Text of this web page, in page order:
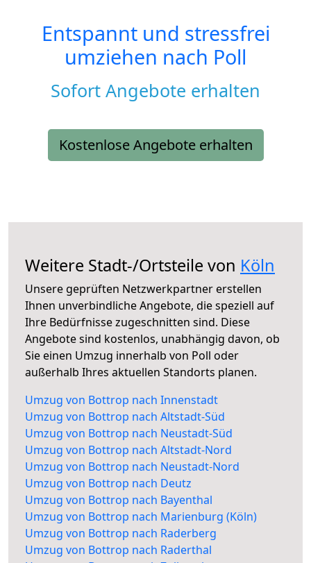
Entspannt und stressfrei
umziehen nach Poll
Sofort Angebote erhalten
Kostenlose Angebote erhalten
Weitere Stadt-/Ortsteile von Köln
Unsere geprüften Netzwerkpartner erstellen
Ihnen unverbindliche Angebote, die speziell auf
Ihre Bedürfnisse zugeschnitten sind. Diese
Angebote sind kostenlos, unabhängig davon, ob
Sie einen Umzug innerhalb von Poll oder
außerhalb Ihres aktuellen Standorts planen.
Umzug von Bottrop nach Innenstadt
Umzug von Bottrop nach Altstadt-Süd
Umzug von Bottrop nach Neustadt-Süd
Umzug von Bottrop nach Altstadt-Nord
Umzug von Bottrop nach Neustadt-Nord
Umzug von Bottrop nach Deutz
Umzug von Bottrop nach Bayenthal
Umzug von Bottrop nach Marienburg (Köln)
Umzug von Bottrop nach Raderberg
Umzug von Bottrop nach Raderthal